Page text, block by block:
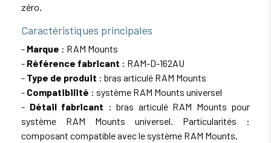
zéro.
Caractéristiques principales
- Marque : RAM Mounts
- Référence fabricant : RAM-D-162AU
- Type de produit : bras articulé RAM Mounts
- Compatibilité : système RAM Mounts universel
- Détail fabricant : bras articulé RAM Mounts pour
système RAM Mounts universel. Particularités :
composant compatible avec le système RAM Mounts.